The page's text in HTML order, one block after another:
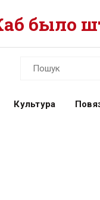
было
Культура